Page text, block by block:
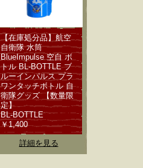
【在庫処分品】航空
自衛隊 水筒
BlueImpulse 空自 ボ
トル BL-BOTTLE ブ
ルーインパルス プラ
ワンタッチボトル 自
衛隊グッズ 【数量限
定】
BL-BOTTLE
￥1,400
詳細を見る